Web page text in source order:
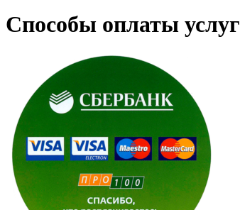
Способы оплаты услуг